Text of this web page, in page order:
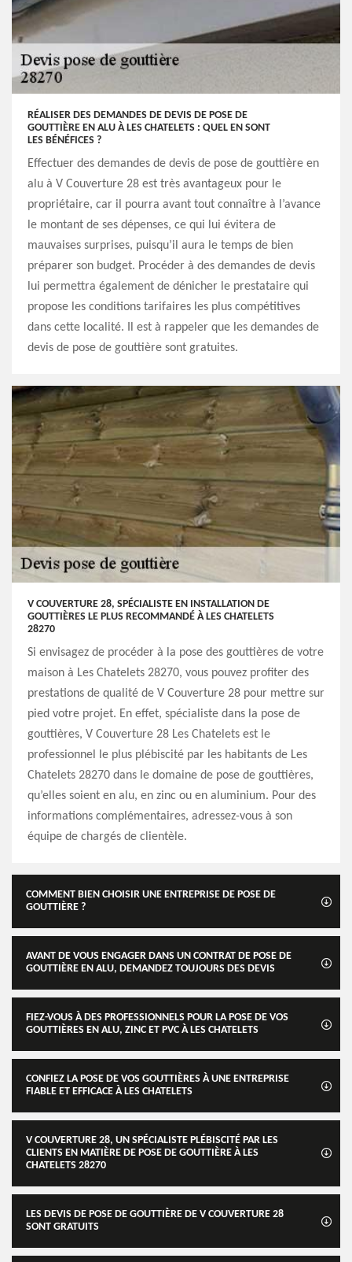
RÉALISER DES DEMANDES DE DEVIS DE POSE DE
GOUTTIÈRE EN ALU À LES CHATELETS : QUEL EN SONT
LES BÉNÉFICES ?
Effectuer des demandes de devis de pose de gouttière en
alu à V Couverture 28 est très avantageux pour le
propriétaire, car il pourra avant tout connaître à l’avance
le montant de ses dépenses, ce qui lui évitera de
mauvaises surprises, puisqu’il aura le temps de bien
préparer son budget. Procéder à des demandes de devis
lui permettra également de dénicher le prestataire qui
propose les conditions tarifaires les plus compétitives
dans cette localité. Il est à rappeler que les demandes de
devis de pose de gouttière sont gratuites.
V COUVERTURE 28, SPÉCIALISTE EN INSTALLATION DE
GOUTTIÈRES LE PLUS RECOMMANDÉ À LES CHATELETS
28270
Si envisagez de procéder à la pose des gouttières de votre
maison à Les Chatelets 28270, vous pouvez profiter des
prestations de qualité de V Couverture 28 pour mettre sur
pied votre projet. En effet, spécialiste dans la pose de
gouttières, V Couverture 28 Les Chatelets est le
professionnel le plus plébiscité par les habitants de Les
Chatelets 28270 dans le domaine de pose de gouttières,
qu’elles soient en alu, en zinc ou en aluminium. Pour des
informations complémentaires, adressez-vous à son
équipe de chargés de clientèle.
COMMENT BIEN CHOISIR UNE ENTREPRISE DE POSE DE
GOUTTIÈRE ?
AVANT DE VOUS ENGAGER DANS UN CONTRAT DE POSE DE
GOUTTIÈRE EN ALU, DEMANDEZ TOUJOURS DES DEVIS
FIEZ-VOUS À DES PROFESSIONNELS POUR LA POSE DE VOS
GOUTTIÈRES EN ALU, ZINC ET PVC À LES CHATELETS
CONFIEZ LA POSE DE VOS GOUTTIÈRES À UNE ENTREPRISE
FIABLE ET EFFICACE À LES CHATELETS
V COUVERTURE 28, UN SPÉCIALISTE PLÉBISCITÉ PAR LES
CLIENTS EN MATIÈRE DE POSE DE GOUTTIÈRE À LES
CHATELETS 28270
LES DEVIS DE POSE DE GOUTTIÈRE DE V COUVERTURE 28
SONT GRATUITS